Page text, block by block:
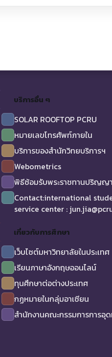
บริการอื่น ๆ
SOLAR ROOFTOP PCRU
หมายเลขโทรศัพท์ภายใน
บริการของสำนักวิทยบริการฯ
Webometrics
พิธีซ้อมรับพระราชทานปริญญ
Contact:international
service center :
เกี่ยวกับการศึกษา
เว็บไซต์มหาวิทยาลัยในประเทศ
เรียนภาษาอังกฤษออนไลน์
ทุนศึกษาต่อต่างประเทศ
กฏหมายในกลุ่มอาเซียน
สำนักงานคณะกรรมการการอุ